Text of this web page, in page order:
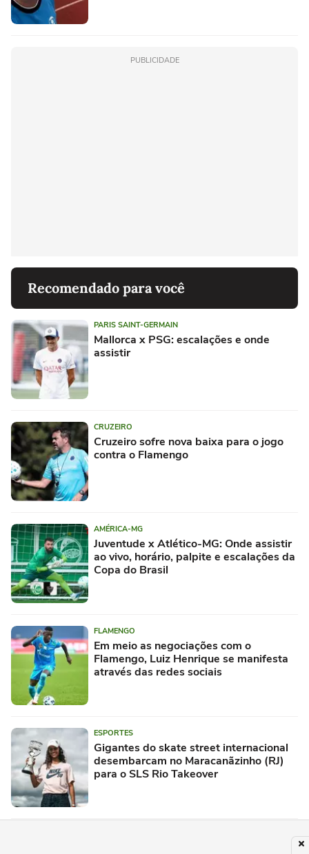
PUBLICIDADE
Recomendado para você
PARIS SAINT-GERMAIN
Mallorca x PSG: escalações e onde
assistir
CRUZEIRO
Cruzeiro sofre nova baixa para o jogo
contra o Flamengo
AMÉRICA-MG
Juventude x Atlético-MG: Onde assistir
ao vivo, horário, palpite e escalações da
Copa do Brasil
FLAMENGO
Em meio as negociações com o
Flamengo, Luiz Henrique se manifesta
através das redes sociais
ESPORTES
Gigantes do skate street internacional
desembarcam no Maracanãzinho (RJ)
para o SLS Rio Takeover